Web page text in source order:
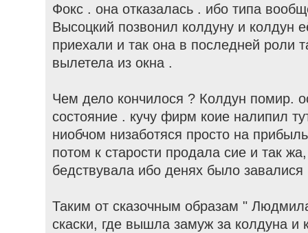
Фокс . она отказалась . ибо типа
Высоцкий позвонил колдуну и колдун
приехали и так она в последней роли
вылетела из окна .
Чем дело кончилося ? Колдун помир.
состояние . кучу фирм коие налипил
ниобчом низаботяся просто на
потом к старости продала сие и так
бедствувала ибо денях было завалися
Таким от сказочным образам "
скаски, где вышла замуж за колдуна и